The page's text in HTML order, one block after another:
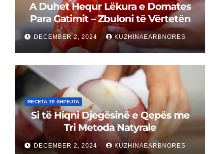
A Duhet Hequr Lëkura e Domates
Para Gatimit – Zbuloni të Vërtetën
DECEMBER 2, 2024 KUZHINAEARBNORES
RECETA TË SHPEJTA
Si të Hiqni Djegësinë e Qepës me
Tri Metoda Natyrale
DECEMBER 2, 2024 KUZHINAEARBNORES